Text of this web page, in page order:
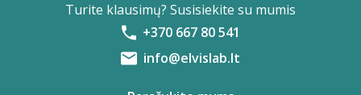
Turite klausimų? Susisiekite su mumis
+370 667 80 541
info@elvislab.lt